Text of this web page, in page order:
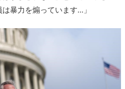
暴力を煽っています...」